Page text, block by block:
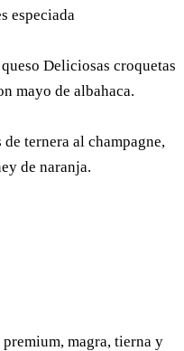
especiada
Deliciosas croquetas
mayo de albahaca.
ternera al champagne,
de naranja.
magra, tierna y